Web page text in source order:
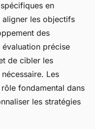
en
les objectifs
des
précise
de cibler les
Les
fondamental dans
les stratégies